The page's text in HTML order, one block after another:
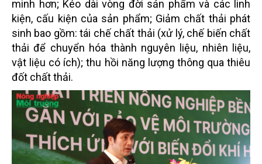
minh hơn; Kéo dài vòng đời sản phẩm và các linh
kiện, cấu kiện của sản phẩm; Giảm chất thải phát
sinh bao gồm: tái chế chất thải (xử lý, chế biến chất
thải để chuyển hóa thành nguyên liệu, nhiên liệu,
vật liệu có ích); thu hồi năng lượng thông qua thiêu
đốt chất thải.